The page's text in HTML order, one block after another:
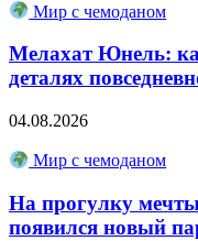
Мир с чемоданом
Мелахат Юнель:
деталях
04.08.2026
Мир с чемоданом
На прогулку
появился новый